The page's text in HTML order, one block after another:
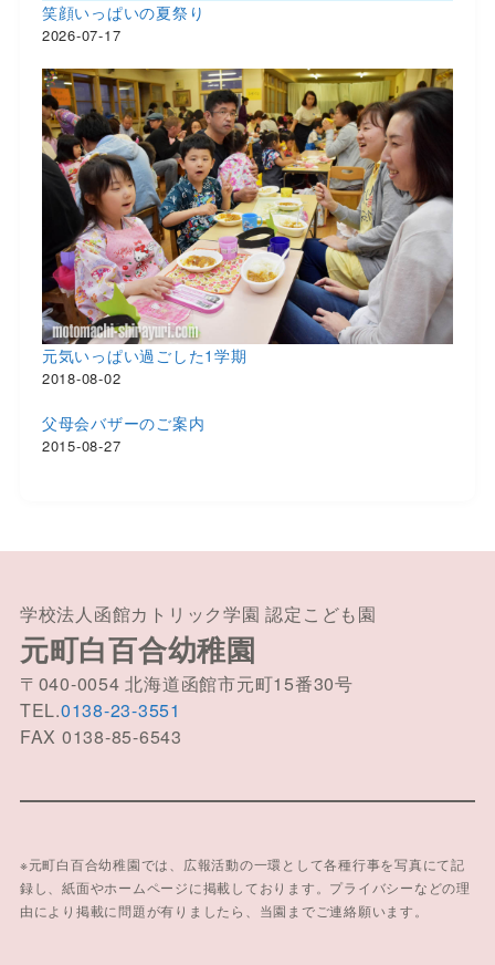
笑顔いっぱいの夏祭り
2026-07-17
元気いっぱい過ごした1学期
2018-08-02
父母会バザーのご案内
2015-08-27
学校法人函館カトリック学園 認定こども園
元町白百合幼稚園
〒040-0054 北海道函館市元町15番30号
TEL.0138-23-3551
FAX 0138-85-6543
※元町白百合幼稚園では、広報活動の一環として各種行事を写真にて記
録し、紙面やホームページに掲載しております。プライバシーなどの理
由により掲載に問題が有りましたら、当園までご連絡願います。